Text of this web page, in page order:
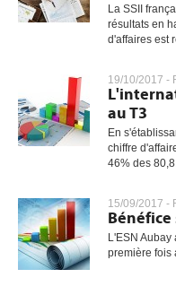
La SSII
résultats en
d'affaires est
19/10/2017 -
au T3
En
chiffre
46% des
15/09/2017 -
L'ESN
première fois